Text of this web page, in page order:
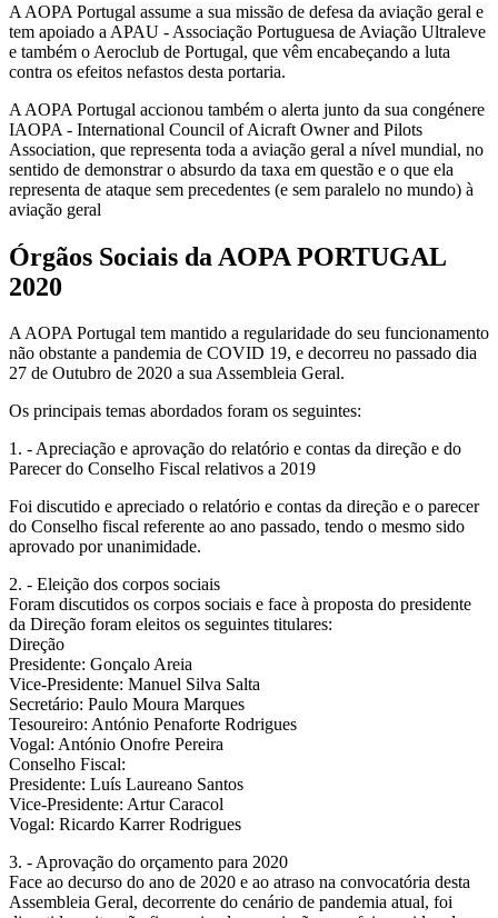
A AOPA Portugal assume a sua missão de defesa da aviação geral e
tem apoiado a APAU - Associação Portuguesa de Aviação Ultraleve
e também o Aeroclub de Portugal, que vêm encabeçando a luta
contra os efeitos nefastos desta portaria.
A AOPA Portugal accionou também o alerta junto da sua congénere
IAOPA - International Council of Aicraft Owner and Pilots
Association, que representa toda a aviação geral a nível mundial, no
sentido de demonstrar o absurdo da taxa em questão e o que ela
representa de ataque sem precedentes (e sem paralelo no mundo) à
aviação geral
Órgãos Sociais da AOPA PORTUGAL
2020
A AOPA Portugal tem mantido a regularidade do seu funcionamento
não obstante a pandemia de COVID 19, e decorreu no passado dia
27 de Outubro de 2020 a sua Assembleia Geral.
Os principais temas abordados foram os seguintes:
1. - Apreciação e aprovação do relatório e contas da direção e do
Parecer do Conselho Fiscal relativos a 2019
Foi discutido e apreciado o relatório e contas da direção e o parecer
do Conselho fiscal referente ao ano passado, tendo o mesmo sido
aprovado por unanimidade.
2. - Eleição dos corpos sociais
Foram discutidos os corpos sociais e face à proposta do presidente
da Direção foram eleitos os seguintes titulares:
Direção
Presidente: Gonçalo Areia
Vice-Presidente: Manuel Silva Salta
Secretário: Paulo Moura Marques
Tesoureiro: António Penaforte Rodrigues
Vogal: António Onofre Pereira
Conselho Fiscal:
Presidente: Luís Laureano Santos
Vice-Presidente: Artur Caracol
Vogal: Ricardo Karrer Rodrigues
3. - Aprovação do orçamento para 2020
Face ao decurso do ano de 2020 e ao atraso na convocatória desta
Assembleia Geral, decorrente do cenário de pandemia atual, foi